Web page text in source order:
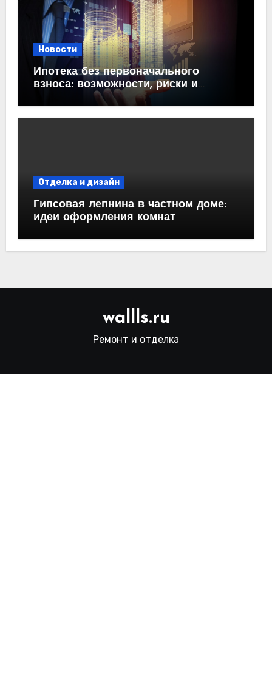
Новости
Ипотека без первоначального
взноса: возможности, риски и
практические рекомендации<
Отделка и дизайн
Гипсовая лепнина в частном доме:
идеи оформления комнат
wallls.ru
Ремонт и отделка